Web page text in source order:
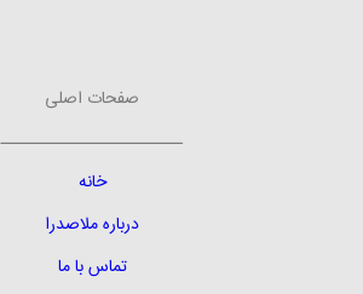
صفحات اصلی
ـــــــــــــــــــــــــ
خانه
درباره ملاصدرا
تماس با ما